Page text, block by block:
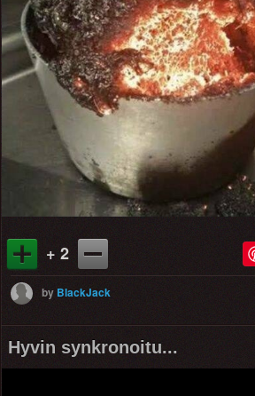
+ 2
by BlackJack
Hyvin synkronoitu...